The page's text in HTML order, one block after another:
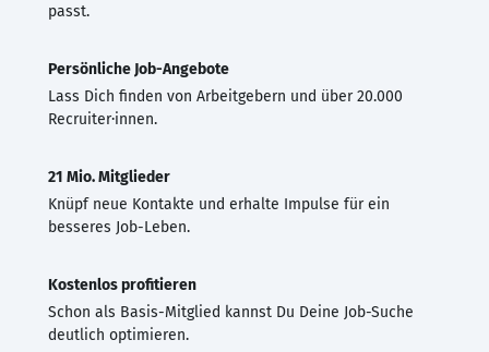
passt.
Persönliche Job-Angebote
Lass Dich finden von Arbeitgebern und über 20.000
Recruiter·innen.
21 Mio. Mitglieder
Knüpf neue Kontakte und erhalte Impulse für ein
besseres Job-Leben.
Kostenlos profitieren
Schon als Basis-Mitglied kannst Du Deine Job-Suche
deutlich optimieren.